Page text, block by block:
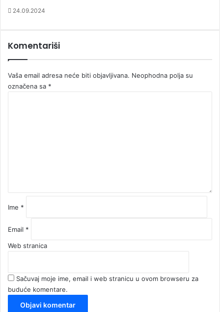
24.09.2024
Komentariši
Vaša email adresa neće biti objavljivana. Neophodna polja su
označena sa *
Ime *
Email *
Web stranica
Sačuvaj moje ime, email i web stranicu u ovom browseru za
buduće komentare.